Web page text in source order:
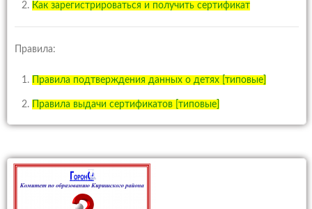
Как зарегистрироваться и получить сертификат
Правила:
Правила подтверждения данных о детях [типовые]
Правила выдачи сертификатов [типовые]